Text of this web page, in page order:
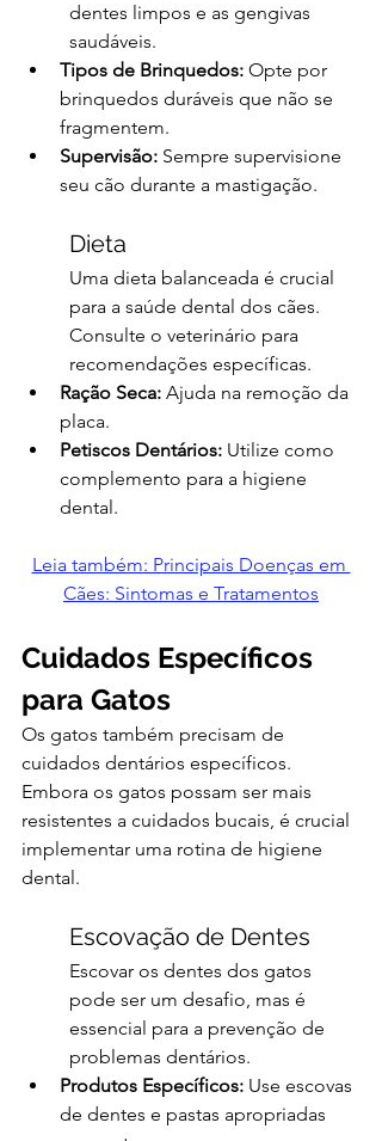
dentes limpos e as gengivas
saudáveis.
Tipos de Brinquedos: Opte por
brinquedos duráveis que não se
fragmentem.
Supervisão: Sempre supervisione
seu cão durante a mastigação.
Dieta
Uma dieta balanceada é crucial
para a saúde dental dos cães.
Consulte o veterinário para
recomendações específicas.
Ração Seca: Ajuda na remoção da
placa.
Petiscos Dentários: Utilize como
complemento para a higiene
dental.
Leia também: Principais Doenças em
Cães: Sintomas e Tratamentos
Cuidados Específicos
para Gatos
Os gatos também precisam de
cuidados dentários específicos.
Embora os gatos possam ser mais
resistentes a cuidados bucais, é crucial
implementar uma rotina de higiene
dental.
Escovação de Dentes
Escovar os dentes dos gatos
pode ser um desafio, mas é
essencial para a prevenção de
problemas dentários.
Produtos Específicos: Use escovas
de dentes e pastas apropriadas